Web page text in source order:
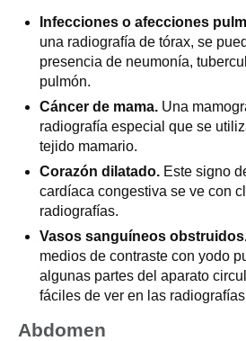
Infecciones o afecciones
una radiografía de tórax, se
presencia de neumonía,
pulmón.
Cáncer de mama. Una
radiografía especial que se
tejido mamario.
Corazón dilatado. Este signo
cardíaca congestiva se ve con
radiografías.
Vasos sanguíneos
medios de contraste con yodo
algunas partes del aparato
fáciles de ver en las
Abdomen